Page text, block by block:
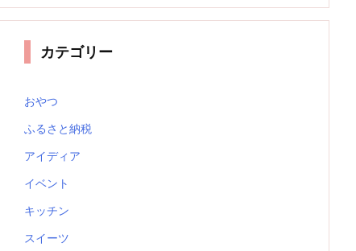
カテゴリー
おやつ
ふるさと納税
アイディア
イベント
キッチン
スイーツ